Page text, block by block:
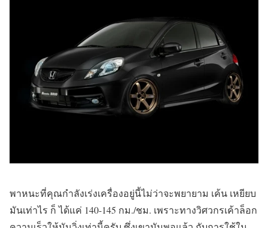
พาหนะที่คุณกำลังเร่งเครื่องอยู่นี้ไม่ว่าจะพยายาม เค้น เหยียบ
มันเท่าไร ก็ ได้แค่ 140-145 กม./ชม. เพราะทางวิศวกรเค้าล็อก